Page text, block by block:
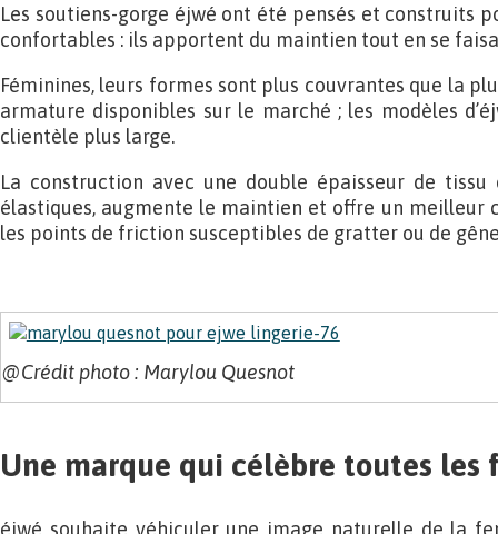
Les soutiens-gorge éjwé ont été pensés et construits
confortables : ils apportent du maintien tout en se
Féminines, leurs formes sont plus couvrantes que la
armature disponibles sur le marché ; les modèles
clientèle plus large.
La construction avec une double épaisseur de
élastiques, augmente le maintien et offre un meilleur
les points de friction susceptibles de gratter ou de
@Crédit photo : Marylou Quesnot
Une marque qui célèbre toutes les
éjwé souhaite véhiculer une image naturelle de la